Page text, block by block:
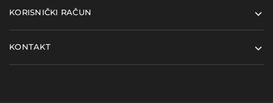
KORISNIČKI RAČUN
KONTAKT